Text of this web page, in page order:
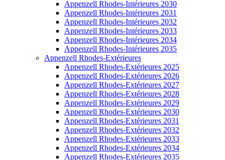
Appenzell Rhodes-Intérieures 2030
Appenzell Rhodes-Intérieures 2031
Appenzell Rhodes-Intérieures 2032
Appenzell Rhodes-Intérieures 2033
Appenzell Rhodes-Intérieures 2034
Appenzell Rhodes-Intérieures 2035
Appenzell Rhodes-Extérieures
Appenzell Rhodes-Extérieures 2025
Appenzell Rhodes-Extérieures 2026
Appenzell Rhodes-Extérieures 2027
Appenzell Rhodes-Extérieures 2028
Appenzell Rhodes-Extérieures 2029
Appenzell Rhodes-Extérieures 2030
Appenzell Rhodes-Extérieures 2031
Appenzell Rhodes-Extérieures 2032
Appenzell Rhodes-Extérieures 2033
Appenzell Rhodes-Extérieures 2034
Appenzell Rhodes-Extérieures 2035